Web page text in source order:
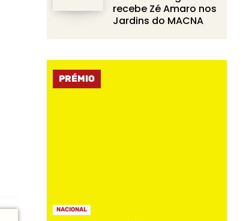
recebe Zé Amaro nos
Jardins do MACNA
PRÉMIO
NACIONAL